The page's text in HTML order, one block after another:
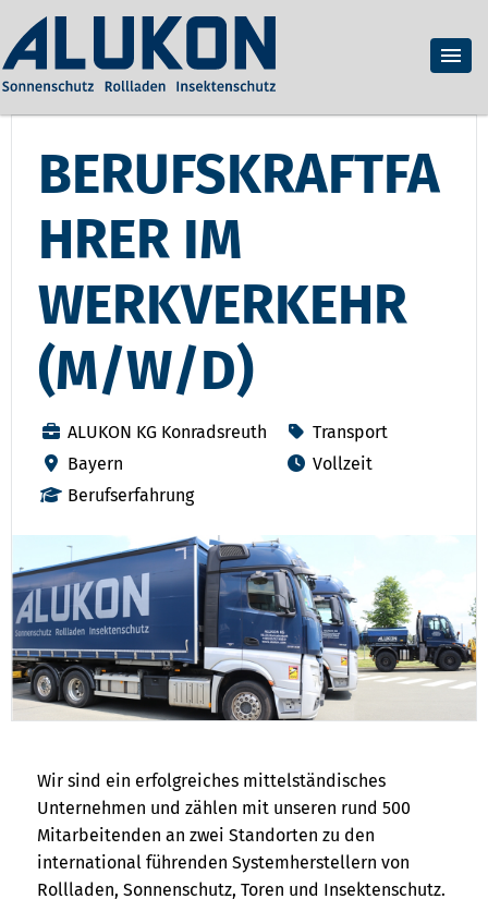
BERUFSKRAFTFA
HRER IM
WERKVERKEHR
(M/W/D)
ALUKON KG Konradsreuth
Bayern
Berufserfahrung
Transport
Vollzeit
Wir sind ein erfolgreiches mittelständisches
Unternehmen und zählen mit unseren rund 500
Mitarbeitenden an zwei Standorten zu den
international führenden Systemherstellern von
Rollladen, Sonnenschutz, Toren und Insektenschutz.